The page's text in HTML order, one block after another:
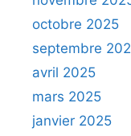
octobre 2025
septembre
avril 2025
mars 2025
janvier 2025